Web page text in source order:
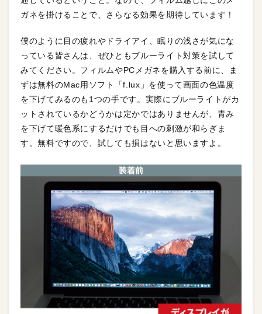
ガネを掛けることで、さらなる効果を期待しています！
僕のように目の疲れやドライアイ、眠りの浅さが気にな
っている皆さんは、ぜひともブルーライト対策を試して
みてください。フィルムやPCメガネを購入する前に、ま
ずは無料のMac用ソフト「f.lux」を使って画面の色温度
を下げてみるのも1つの手です。実際にブルーライトがカ
ットされているかどうかは定かではありませんが、青み
を下げて暖色系にするだけでも目への刺激が和らぎま
す。無料ですので、試しても損はないと思いますよ。